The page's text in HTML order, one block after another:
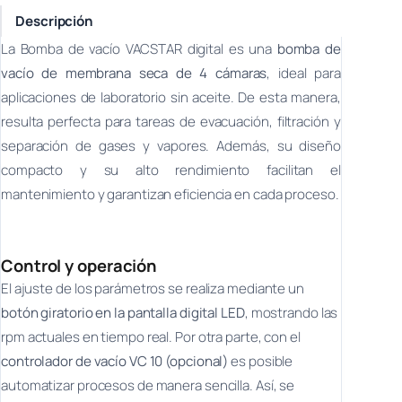
Descripción
La Bomba de vacío VACSTAR digital es una bomba de
vacío de membrana seca de 4 cámaras, ideal para
aplicaciones de laboratorio sin aceite. De esta manera,
resulta perfecta para tareas de evacuación, filtración y
separación de gases y vapores. Además, su diseño
compacto y su alto rendimiento facilitan el
mantenimiento y garantizan eficiencia en cada proceso.
Control y operación
El ajuste de los parámetros se realiza mediante un
botón giratorio en la pantalla digital LED, mostrando las
rpm actuales en tiempo real. Por otra parte, con el
controlador de vacío VC 10 (opcional)es posible
automatizar procesos de manera sencilla. Así, se